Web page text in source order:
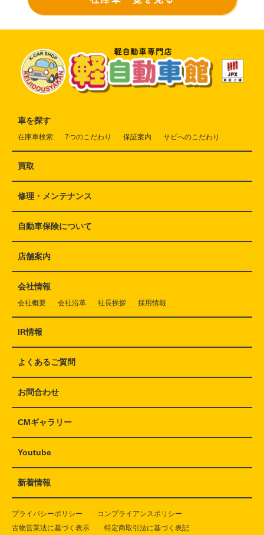
車を探す
在庫車検索 7つのこだわり 保証案内 サビへのこだわり
買取
修理・メンテナンス
自動車保険について
店舗案内
会社情報
会社概要 会社沿革 社長挨拶 採用情報
IR情報
よくあるご質問
お問合わせ
CMギャラリー
Youtube
新着情報
プライバシーポリシー
コンプライアンスポリシー
古物営業法に基づく表示
特定商取引法に基づく表記